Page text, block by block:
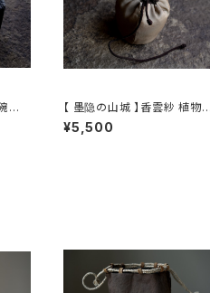
袋
植
&
【 墨隐の山城 】香雲紗 植物
仕覆 めカップ袋 【 Ink & Mo
untain Tea Atelier】Tea C
¥5,500